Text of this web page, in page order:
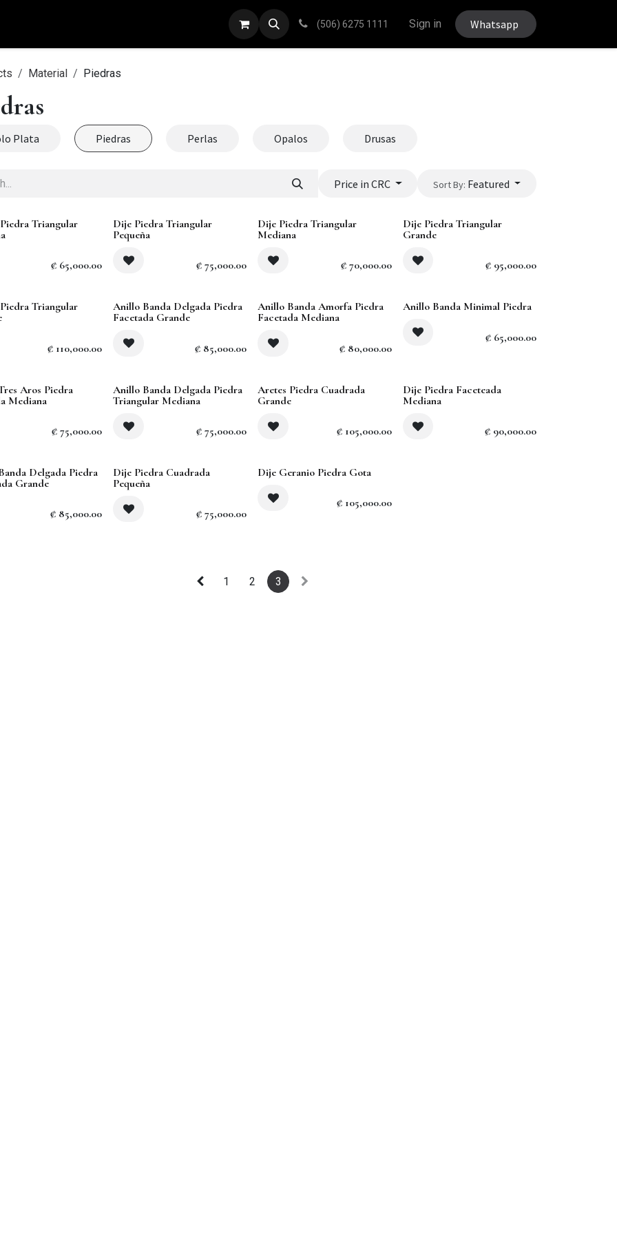
PULSERAS (506) 6275 1111 Sign in Whatsapp
Material Piedras
Plata Piedras Perlas Opalos Drusas
Price in CRC Sort By: Featured
Triangular
₡ 65,000.00
Dije Piedra Triangular
Pequeña
₡75,000.00
Sold out
Dije Piedra Triangular
Mediana
₡ 70,000.00
Sold out
Dije Piedra Triangular
Grande
₡ 95,000.00
Triangular
₡ 110,000.00
Sold out
Anillo Banda Delgada Piedra
Facetada Grande
₡ 85,000.00
Sold out
Anillo Banda Amorfa Piedra
Facetada Mediana
₡ 80,000.00
Anillo Banda Minimal Piedra
₡ 65,000.00
Aros Piedra
Mediana
₡75,000.00
Sold out
Anillo Banda Delgada Piedra
Triangular Mediana
₡75,000.00
Sold out
Aretes Piedra Cuadrada
Grande
₡ 105,000.00
Sold out
Dije Piedra Faceteada
Mediana
₡ 90,000.00
Delgada Piedra
Grande
₡ 85,000.00
Sold out
Dije Piedra Cuadrada
Pequeña
₡75,000.00
Dije Geranio Piedra Gota
₡ 105,000.00
1 2 3